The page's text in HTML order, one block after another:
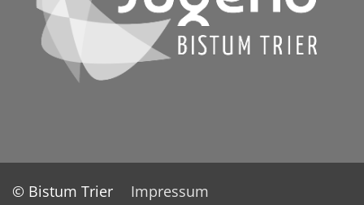
© Bistum Trier
Impressum